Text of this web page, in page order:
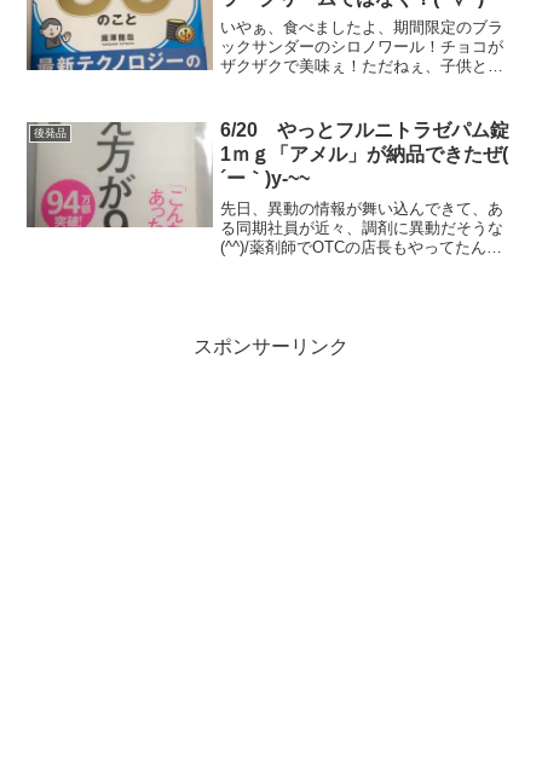
いやぁ、食べましたよ、期間限定のブラ
ックサンダーのシロノワール！チョコが
ザクザクで美味ぇ！ただねぇ、子供と一
けど、胃が重くて重くて…歳はとりたく
ないねぇ。オープニングは...
後発品
6/20 やっとフルニトラゼパム錠
1ｍｇ「アメル」が納品できたぜ(
´ー｀)y-~~
先日、異動の情報が舞い込んできて、あ
る同期社員が近々、調剤に異動だそうな
(^^)/薬剤師でOTCの店長もやってたんで
スポンサーリンク